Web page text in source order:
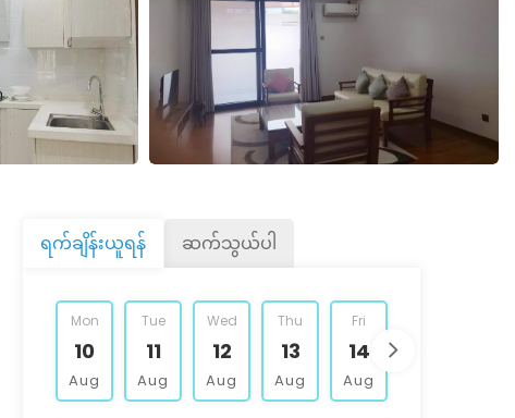
ရက်ချိန်းယူရန် ဆက်သွယ်ပါ
Mon
10
Aug
Tue
11
Aug
Wed
12
Aug
Thu
13
Aug
Fri
14
Aug